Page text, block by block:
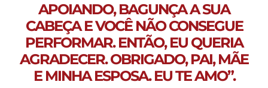
APOIANDO, BAGUNÇA A SUA
CABEÇA E VOCÊ NÃO CONSEGUE
PERFORMAR. ENTÃO, EU QUERIA
AGRADECER. OBRIGADO, PAI, MÃE
E MINHA ESPOSA. EU TE AMO”.